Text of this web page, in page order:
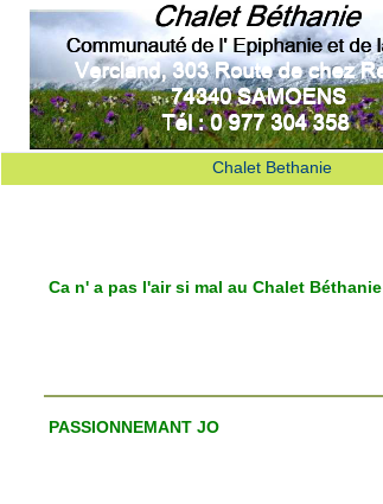
Chalet Bethanie
Ca n' a pas l'air si mal au Chalet Béthanie
PASSIONNEMANT JO